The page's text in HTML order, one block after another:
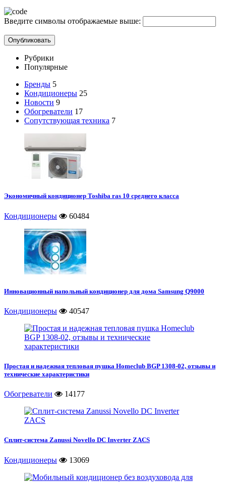
Введите символы отображаемые выше:
Рубрики
Популярные
Бренды 5
Кондиционеры 25
Новости 9
Обогреватели 17
Сопутствующая техника 7
Экономичный кондиционер Toshiba ras 10 среднего класса
Кондиционеры 60484
Инновационный напольный кондиционер для дома Samsung Q9000
Кондиционеры 40547
Простая и надежная тепловая пушка Homeclub BGP 1308-02, отзывы и
технические характеристики
Обогреватели 14177
Сплит-система Zanussi Novello DC Inverter ZACS
Кондиционеры 13069